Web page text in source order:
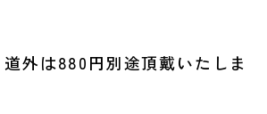
外は880円別途頂戴いたしま